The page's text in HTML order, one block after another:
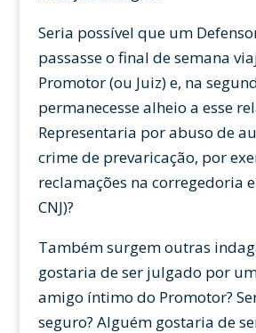
Seria possível que um
passasse o final de semana
Promotor (ou Juiz) e, na
permanecesse alheio a esse
Representaria por abuso de
crime de prevaricação, por
reclamações na corregedoria
CNJ)?
Também surgem outras
gostaria de ser julgado por
amigo íntimo do Promotor?
seguro? Alguém gostaria de